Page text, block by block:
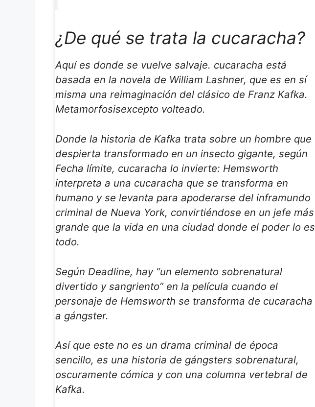
¿De qué se trata la cucaracha?
Aquí es donde se vuelve salvaje. cucaracha está
basada en la novela de William Lashner, que es en sí
misma una reimaginación del clásico de Franz Kafka.
Metamorfosisexcepto volteado.
Donde la historia de Kafka trata sobre un hombre que
despierta transformado en un insecto gigante, según
Fecha límite, cucaracha lo invierte: Hemsworth
interpreta a una cucaracha que se transforma en
humano y se levanta para apoderarse del inframundo
criminal de Nueva York, convirtiéndose en un jefe más
grande que la vida en una ciudad donde el poder lo es
todo.
Según Deadline, hay “un elemento sobrenatural
divertido y sangriento” en la película cuando el
personaje de Hemsworth se transforma de cucaracha
a gángster.
Así que este no es un drama criminal de época
sencillo, es una historia de gángsters sobrenatural,
oscuramente cómica y con una columna vertebral de
Kafka.